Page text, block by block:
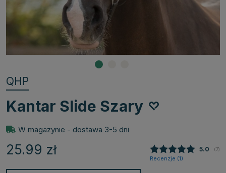
QHP
Kantar Slide Szary
W magazynie - dostawa 3-5 dni
25.99 zł 5.0 (7)
Recenzje (1)